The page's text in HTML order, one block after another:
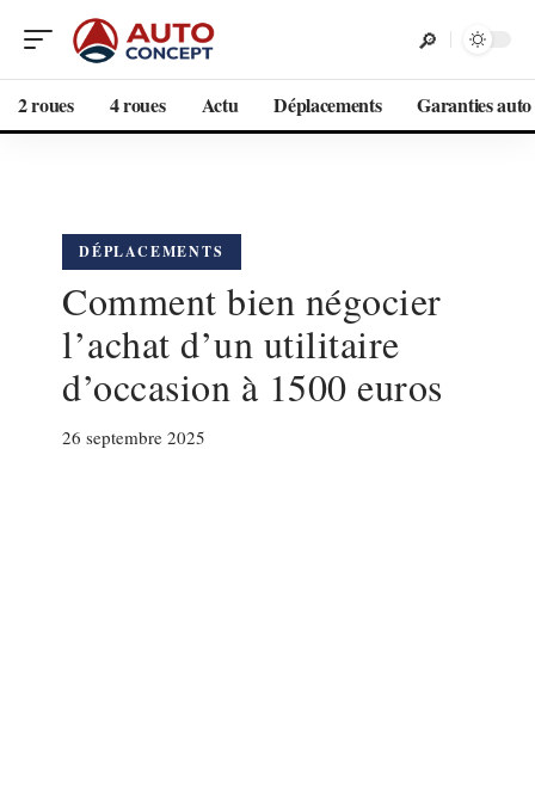
2 roues 4 roues Actu Déplacements Garanties auto
DÉPLACEMENTS
Comment bien négocier
l’achat d’un utilitaire
d’occasion à 1500 euros
26 septembre 2025